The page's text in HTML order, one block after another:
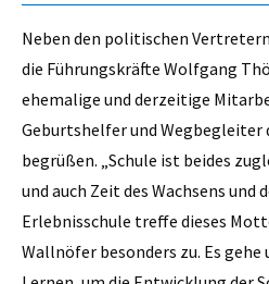
Neben den politischen
die Führungskräfte Wolfgang
ehemalige und derzeitige
Geburtshelfer und Wegbegleiter
begrüßen. „Schule ist beides
und auch Zeit des Wachsens und
Erlebnisschule treffe dieses
Wallnöfer besonders zu. Es